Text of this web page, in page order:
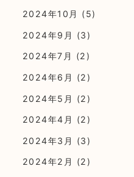
2024年10月 (5)
2024年9月 (3)
2024年7月 (2)
2024年6月 (2)
2024年5月 (2)
2024年4月 (2)
2024年3月 (3)
2024年2月 (2)